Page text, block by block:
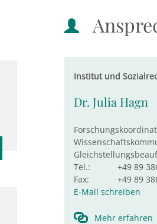
Institut und
Dr. Julia Hagn
Tel.:
+49 89
Fax:
+49 89
E-Mail schreiben
Mehr erfahren